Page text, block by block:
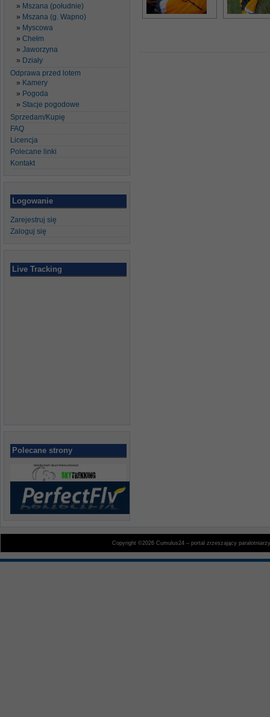
Mszana (południe)
Mszana (g. Wapno)
Myscowa
Chełm
Jaworzyna
Działy
Odprawa przed lotem
Kamery
Pogoda
Stacje pogodowe
Sprzedam/Kupię
FAQ
Licencja
Polecane linki
Kontakt
Logowanie
Zarejestruj się
Zaloguj się
Live Tracking
Polecane strony
Copyright ©2026 Cumulus24 – portal zrzeszający